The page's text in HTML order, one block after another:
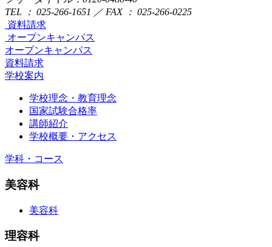
TEL ： 025-266-1651 ／ FAX ： 025-266-0225
資料請求
オープンキャンパス
オープンキャンパス
資料請求
学校案内
学校理念・教育理念
国家試験合格率
講師紹介
学校概要・アクセス
学科・コース
美容科
美容科
理容科